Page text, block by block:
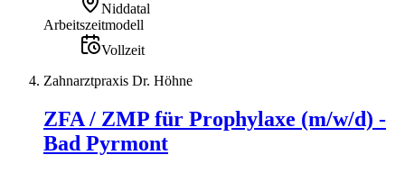
Niddatal
Arbeitszeitmodell
Vollzeit
Zahnarztpraxis Dr. Höhne
ZFA / ZMP für Prophylaxe (m/w/d) -
Bad Pyrmont